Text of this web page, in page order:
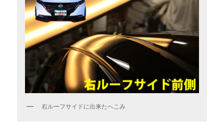
右ルーフサイドに出来たへこみ